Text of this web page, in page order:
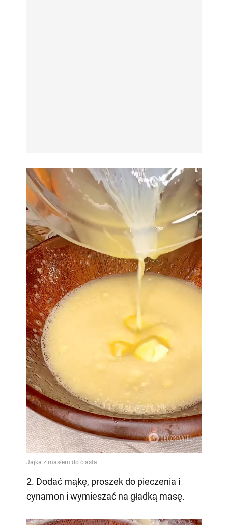
2. Dodać mąkę, proszek do pieczenia i
cynamon i wymieszać na gładką masę.